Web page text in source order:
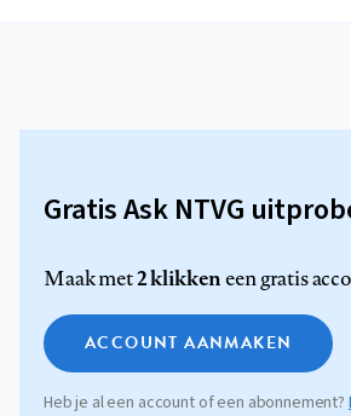
Gratis Ask NTVG
Maak met2 klikkeneen gratis
ACCOUNT AANMAKEN
Heb je al een account of een abonnement?